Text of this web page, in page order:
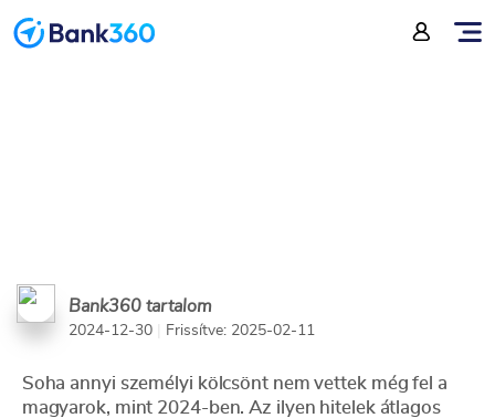
kölcsönöket veszünk fel
Bank360 tartalom
2024-12-30 Frissítve: 2025-02-11
Soha annyi személyi kölcsönt nem vettek még fel a
magyarok, mint 2024-ben. Az ilyen hitelek átlagos